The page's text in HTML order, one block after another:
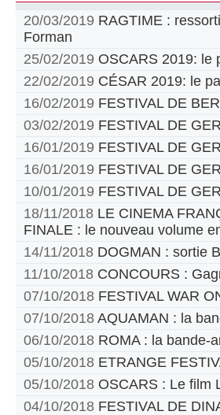
20/03/2019 RAGTIME :
Forman
25/02/2019 OSCARS 2019: le
22/02/2019 CÉSAR 2019: le
16/02/2019 FESTIVAL DE
03/02/2019 FESTIVAL DE
16/01/2019 FESTIVAL DE
16/01/2019 FESTIVAL DE
10/01/2019 FESTIVAL DE
18/11/2018 LE CINEMA
FINALE : le nouveau volume
14/11/2018 DOGMAN : sortie
11/10/2018 CONCOURS :
07/10/2018 FESTIVAL WAR
07/10/2018 AQUAMAN : la
06/10/2018 ROMA : la bande-
05/10/2018 ETRANGE
05/10/2018 OSCARS : Le film
04/10/2018 FESTIVAL DE